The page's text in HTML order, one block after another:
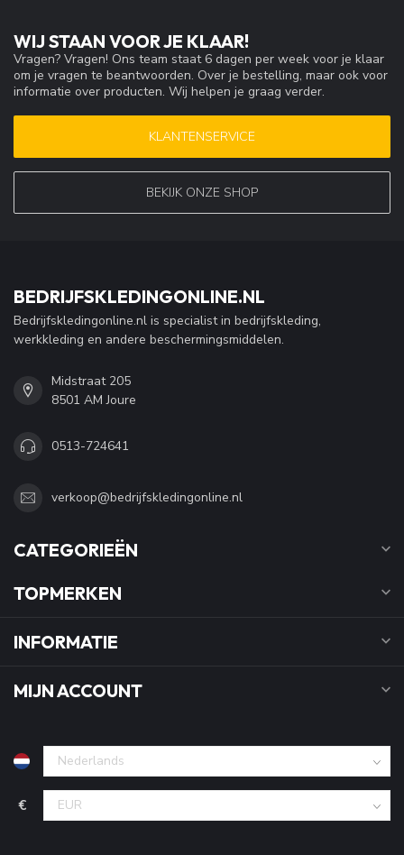
WIJ STAAN VOOR JE KLAAR!
Vragen? Vragen! Ons team staat 6 dagen per week voor je klaar
om je vragen te beantwoorden. Over je bestelling, maar ook voor
informatie over producten. Wij helpen je graag verder.
KLANTENSERVICE
BEKIJK ONZE SHOP
BEDRIJFSKLEDINGONLINE.NL
Bedrijfskledingonline.nl is specialist in bedrijfskleding,
werkkleding en andere beschermingsmiddelen.
Midstraat 205
8501 AM Joure
0513-724641
verkoop@bedrijfskledingonline.nl
CATEGORIEËN
TOPMERKEN
INFORMATIE
MIJN ACCOUNT
€